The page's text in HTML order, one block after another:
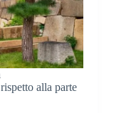
alla parte